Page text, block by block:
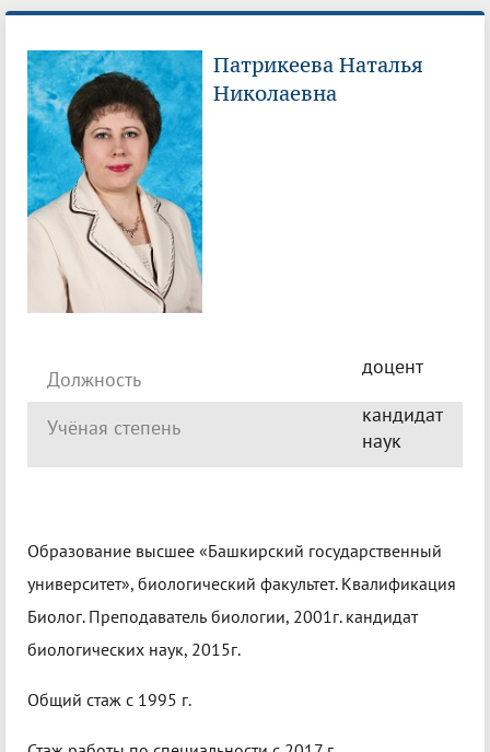
Патрикеева Наталья
Николаевна
Должность
доцент
Учёная степень
кандидат
наук
Образование высшее «Башкирский государственный
университет», биологический факультет. Квалификация
Биолог. Преподаватель биологии, 2001г. кандидат
биологических наук, 2015г.
Общий стаж с 1995 г.